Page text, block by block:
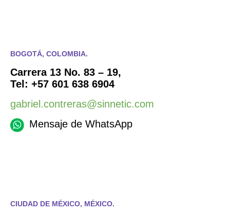
BOGOTÁ, COLOMBIA.
Carrera 13 No. 83 – 19,
Tel: +57 601 638 6904
gabriel.contreras@sinnetic.com
Mensaje de WhatsApp
CIUDAD DE MÉXICO, MÉXICO.